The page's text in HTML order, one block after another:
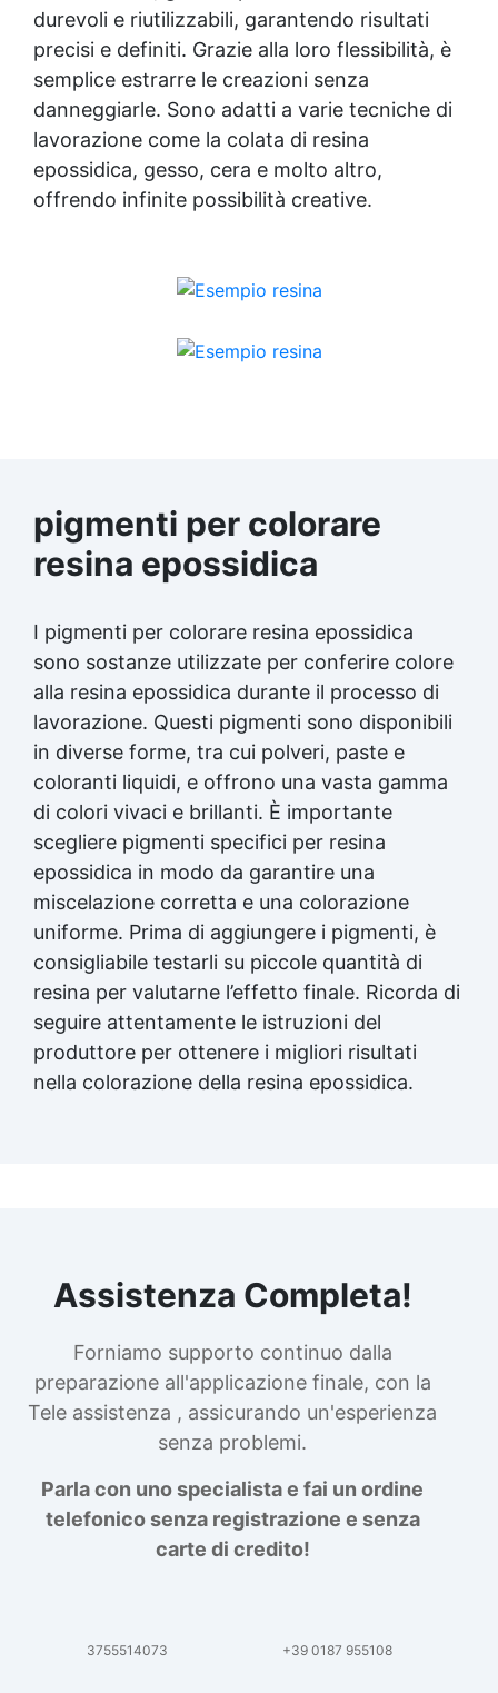
durevoli e riutilizzabili, garantendo risultati
precisi e definiti. Grazie alla loro flessibilità, è
semplice estrarre le creazioni senza
danneggiarle. Sono adatti a varie tecniche di
lavorazione come la colata di resina
epossidica, gesso, cera e molto altro,
offrendo infinite possibilità creative.
pigmenti per colorare
resina epossidica
I pigmenti per colorare resina epossidica
sono sostanze utilizzate per conferire colore
alla resina epossidica durante il processo di
lavorazione. Questi pigmenti sono disponibili
in diverse forme, tra cui polveri, paste e
coloranti liquidi, e offrono una vasta gamma
di colori vivaci e brillanti. È importante
scegliere pigmenti specifici per resina
epossidica in modo da garantire una
miscelazione corretta e una colorazione
uniforme. Prima di aggiungere i pigmenti, è
consigliabile testarli su piccole quantità di
resina per valutarne l’effetto finale. Ricorda di
seguire attentamente le istruzioni del
produttore per ottenere i migliori risultati
nella colorazione della resina epossidica.
Assistenza Completa!
Forniamo supporto continuo dalla
preparazione all'applicazione finale, con la
Tele assistenza , assicurando un'esperienza
senza problemi.
Parla con uno specialista e fai un ordine
telefonico senza registrazione e senza
carte di credito!
3755514073 +39 0187 955108